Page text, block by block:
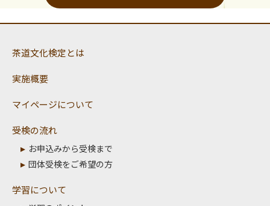
茶道文化検定とは
実施概要
マイページについて
受検の流れ
お申込みから受検まで
団体受検をご希望の方
学習について